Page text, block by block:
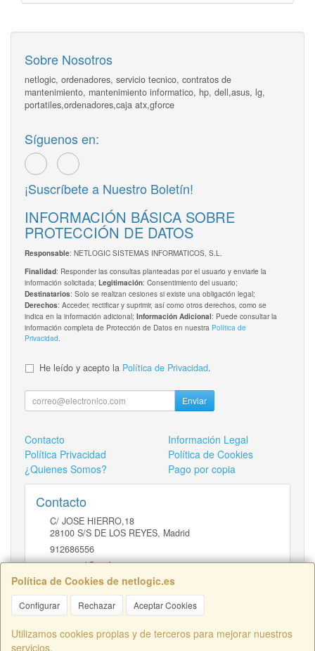
Política de Cookies de netlogic.es
Configurar Rechazar Aceptar Cookies
Utilizamos cookies propias y de terceros para mejorar nuestros
servicios.
Sobre Nosotros
netlogic, ordenadores, servicio tecnico, contratos de
mantenimiento, mantenimiento informatico, hp, dell,asus, lg,
portatiles,ordenadores,caja atx,gforce
Síguenos en:
¡Suscríbete a Nuestro Boletín!
INFORMACIÓN BÁSICA SOBRE
PROTECCIÓN DE DATOS
Responsable: NETLOGIC SISTEMAS INFORMATICOS, S.L.
Finalidad: Responder las consultas planteadas por el usuario y enviarle la
información solicitada; Legitimación: Consentimiento del usuario;
Destinatarios: Solo se realizan cesiones si existe una obligación legal;
Derechos: Acceder, rectificar y suprimir, así como otros derechos, como se
indica en la información adicional; Información Adicional: Puede consultar la
información completa de Protección de Datos en nuestra Política de
Privacidad
He leído y acepto la Política de Privacidad.
Enviar
Contacto
Información Legal
Política Privacidad
Política de Cookies
¿Quienes Somos?
Pago por copia
Contacto
C/ JOSE HIERRO,18
28100 S/S DE LOS REYES, Madrid
912686556
comercial@netlogic.es
Horario
DE 9 A 14H Y DE 16 A 20H